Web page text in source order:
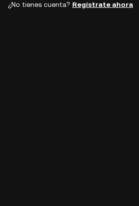
¿No tienes cuenta? Regístrate ahora